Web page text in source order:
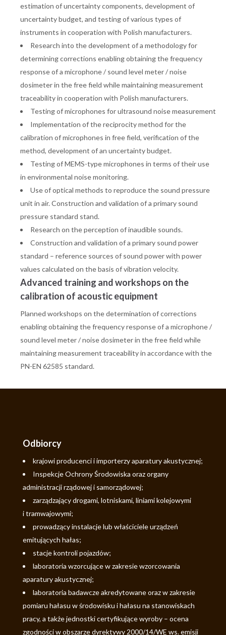
estimation of uncertainty components, development of
uncertainty budget, and testing of various types of
instruments in cooperation with Polish manufacturers.
Research into the development of a methodology for
determining corrections enabling obtaining the frequency
response of a microphone / sound level meter / noise
dosimeter in the free field while maintaining measurement
traceability in cooperation with Polish manufacturers.
Testing of microphones for ultrasound noise measurement
Implementation of the reciprocity method for the
calibration of microphones in free field, verification of the
method, development of an uncertainty budget.
Testing of MEMS-type microphones in terms of their use
in environmental noise monitoring.
Use of optical methods to reproduce the sound pressure
unit in air. Construction and validation of a primary sound
pressure standard stand.
Research on the perception of inaudible sounds.
Construction and validation of a primary sound power
standard – reference sources of sound power with power
values calculated on the basis of vibration velocity.
Advanced training and workshops on the
calibration of acoustic equipment
Planned workshops on the determination of corrections
enabling obtaining the frequency response of a microphone /
sound level meter / noise dosimeter in the free field while
maintaining measurement traceability in accordance with the
PN-EN 62585 standard.
Odbiorcy
krajowi producenci i importerzy aparatury akustycznej;
Inspekcje Ochrony Środowiska oraz organy
administracji rządowej i samorządowej;
zarządzający drogami, lotniskami, liniami kolejowymi
i tramwajowymi;
prowadzący instalacje lub właściciele urządzeń
emitujących hałas;
stacje kontroli pojazdów;
laboratoria wzorcujące w zakresie wzorcowania
aparatury akustycznej;
laboratoria badawcze akredytowane oraz w zakresie
pomiaru hałasu w środowisku i hałasu na stanowiskach
pracy, a także jednostki certyfikujące wyroby – ocena
zgodności w obszarze dyrektywy 2000/14/WE ws. emisji